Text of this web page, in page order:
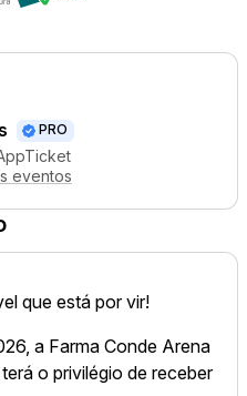
PRO
eventos
que está por vir!
a Farma Conde Arena
o privilégio de receber